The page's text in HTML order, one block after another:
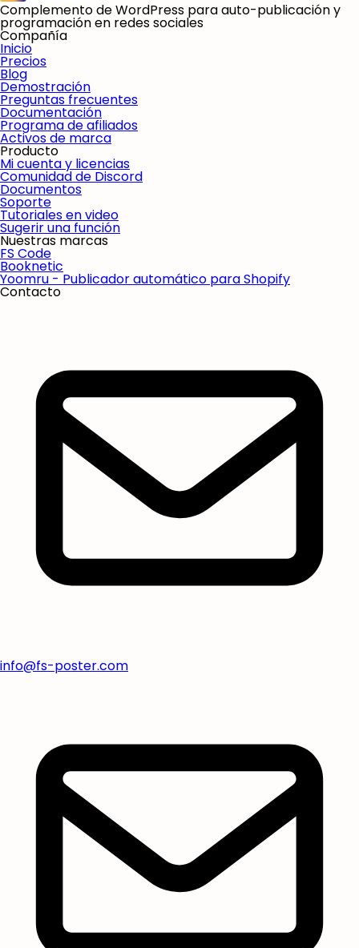
Complemento de WordPress para auto-publicación y
programación en redes sociales
Compañía
Inicio
Precios
Blog
Demostración
Preguntas frecuentes
Documentación
Programa de afiliados
Activos de marca
Producto
Mi cuenta y licencias
Comunidad de Discord
Documentos
Soporte
Tutoriales en video
Sugerir una función
Nuestras marcas
FS Code
Booknetic
Yoomru - Publicador automático para Shopify
Contacto
info@fs-poster.com